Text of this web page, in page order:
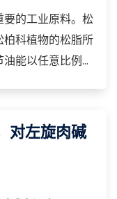
的工业原料。松
科植物的松脂所
能以任意比例与
体，存储时间过
以及臭味加重。
对左旋肉碱